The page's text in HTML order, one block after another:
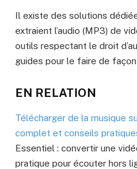
Il existe des solutions
extraient l’audio (MP3) de
outils respectant le droit
guides pour le faire de
EN RELATION
Télécharger de la musique
complet et conseils
Essentiel : convertir une
pratique pour écouter hors